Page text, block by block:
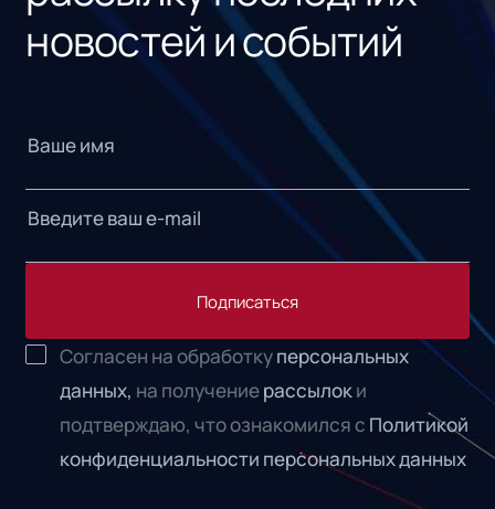
новостей и событий
Подписаться
Согласен на обработкуперсональных
данных, на получениерассылоки
подтверждаю, что ознакомился с Политикой
конфиденциальности персональных данных